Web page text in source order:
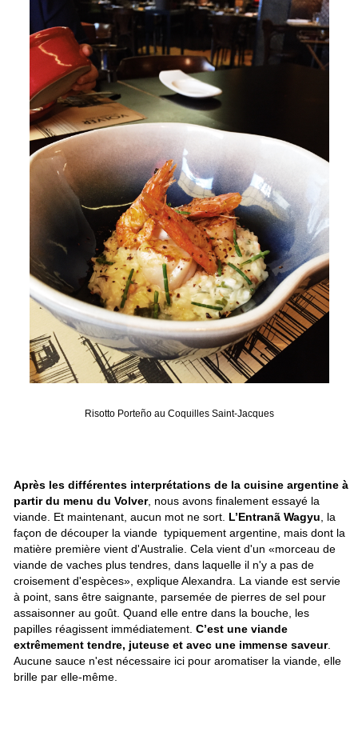
Risotto Porteño au Coquilles Saint-Jacques
Après les différentes interprétations de la cuisine argentine à
partir du menu du Volver, nous avons finalement essayé la
viande. Et maintenant, aucun mot ne sort. L’Entranã Wagyu , la
façon de découper la viande typiquement argentine, mais dont la
matière première vient d'Australie. Cela vient d'un «morceau de
viande de vaches plus tendres, dans laquelle il n'y a pas de
croisement d'espèces», explique Alexandra. La viande est servie
à point, sans être saignante, parsemée de pierres de sel pour
assaisonner au goût. Quand elle entre dans la bouche, les
papilles réagissent immédiatement.C’est une viande
extrêmement tendre, juteuse et avec une immense saveur.
Aucune sauce n'est nécessaire ici pour aromatiser la viande, elle
brille par elle-même.